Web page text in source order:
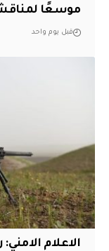
موسعًا
قبل يوم واحد
الاعلام